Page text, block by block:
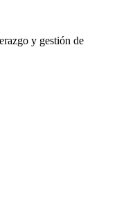
y gestión de